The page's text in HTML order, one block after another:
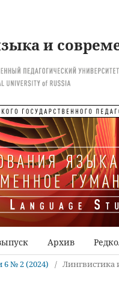
и
Архив
6 № 2 (2024) / Лингвистика